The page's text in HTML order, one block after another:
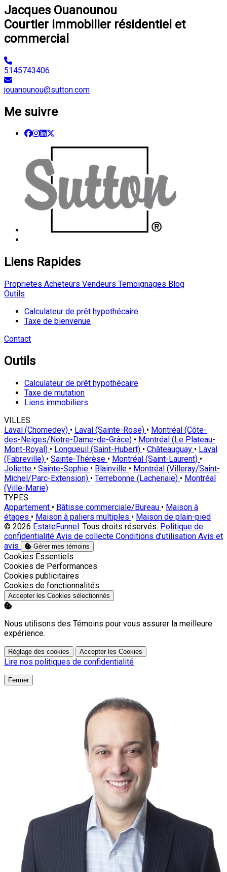
Jacques Ouanounou
Courtier immobilier résidentiel et
commercial
5145743406
jouanounou@sutton.com
Me suivre
Liens Rapides
Proprietes Acheteurs Vendeurs Temoignages Blog
Outils
Calculateur de prêt hypothécaire
Taxe de bienvenue
Contact
Outils
Calculateur de prêt hypothécaire
Taxe de mutation
Liens immobiliers
VILLES
Laval (Chomedey) • Laval (Sainte-Rose) • Montréal (Côte-
des-Neiges/Notre-Dame-de-Grâce) • Montréal (Le Plateau-
Mont-Royal) • Longueuil (Saint-Hubert) • Châteauguay • Laval
(Fabreville) • Sainte-Thérèse • Montréal (Saint-Laurent) •
Joliette • Sainte-Sophie • Blainville • Montréal (Villeray/Saint-
Michel/Parc-Extension) • Terrebonne (Lachenaie) • Montréal
(Ville-Marie)
TYPES
Appartement • Bâtisse commerciale/Bureau • Maison à
étages • Maison à paliers multiples • Maison de plain-pied
© 2026 EstateFunnel. Tous droits réservés. Politique de
confidentialité Avis de collecte Conditions d’utilisation Avis et
avis
Gérer mes témoins
Activer
Cookies Essentiels
Activer
Cookies de Performances
Activer
Cookies publicitaires
Activer
Cookies de fonctionnalités
Accepter les Cookies sélectionnés
Nous utilisons des Témoins pour vous assurer la meilleure
expérience.
Réglage des cookies Accepter les Cookies
Lire nos politiques de confidentialité
Fermer